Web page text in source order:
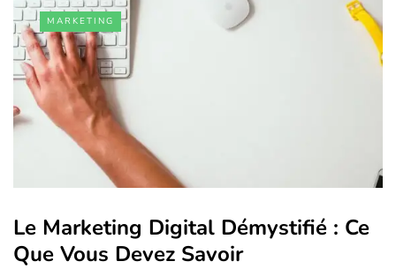
MARKETING
Le Marketing Digital Démystifié : Ce
Que Vous Devez Savoir